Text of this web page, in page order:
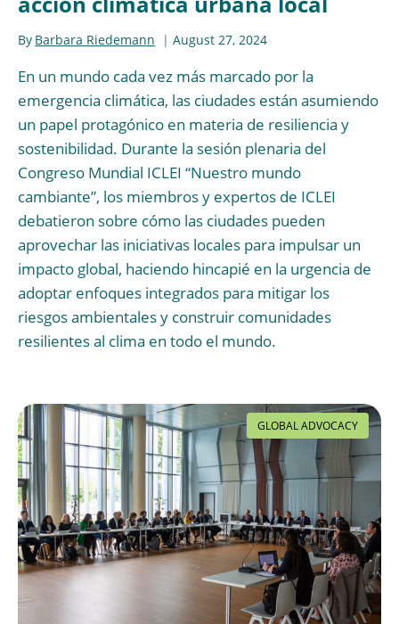
By Barbara Riedemann August 27, 2024
En un mundo cada vez más marcado por la
emergencia climática, las ciudades están asumiendo
un papel protagónico en materia de resiliencia y
sostenibilidad. Durante la sesión plenaria del
Congreso Mundial ICLEI “Nuestro mundo
cambiante”, los miembros y expertos de ICLEI
debatieron sobre cómo las ciudades pueden
aprovechar las iniciativas locales para impulsar un
impacto global, haciendo hincapié en la urgencia de
adoptar enfoques integrados para mitigar los
riesgos ambientales y construir comunidades
resilientes al clima en todo el mundo.
GLOBAL ADVOCACY